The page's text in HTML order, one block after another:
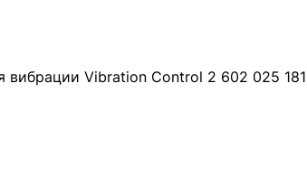
вибрации Vibration Control 2 602 025 181